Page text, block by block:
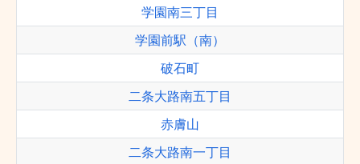
学園南三丁目
学園前駅（南）
破石町
二条大路南五丁目
赤膚山
二条大路南一丁目